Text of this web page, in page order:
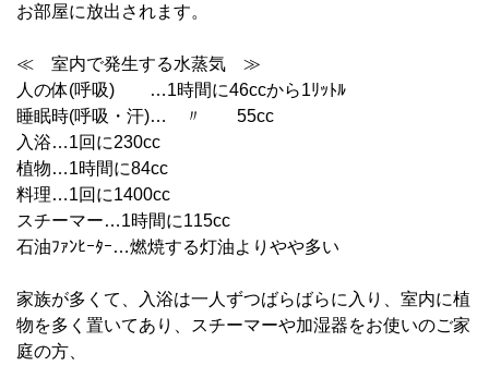
お部屋に放出されます。
≪ 室内で発生する水蒸気 ≫
人の体(呼吸) …1時間に46ccから1ﾘｯﾄﾙ
睡眠時(呼吸・汗)… 〃 55cc
入浴…1回に230cc
植物…1時間に84cc
料理…1回に1400cc
スチーマー…1時間に115cc
石油ﾌｧﾝﾋｰﾀｰ…燃焼する灯油よりやや多い
家族が多くて、入浴は一人ずつばらばらに入り、室内に植
物を多く置いてあり、スチーマーや加湿器をお使いのご家
庭の方、